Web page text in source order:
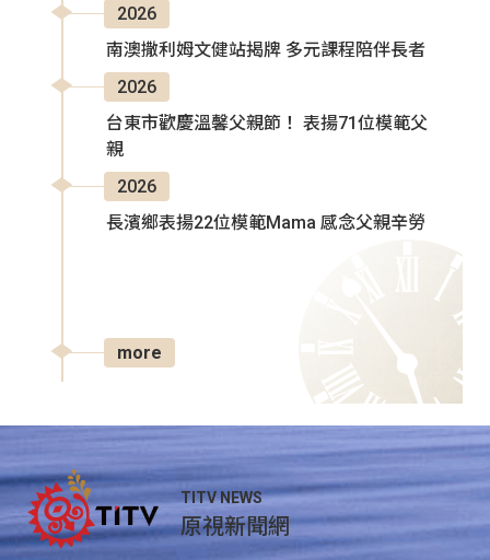
2026
南澳撒利姆文健站揭牌 多元課程陪伴長者
2026
台東市歡慶溫馨父親節！ 表揚71位模範父
親
2026
長濱鄉表揚22位模範Mama 感念父親辛勞
more
TITV NEWS
原視新聞網